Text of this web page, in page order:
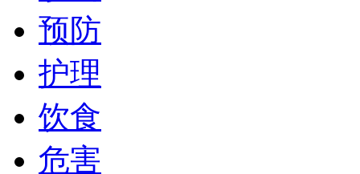
预防
护理
饮食
危害